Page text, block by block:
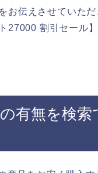
お伝えさせていただ
27000 割引セール
有無を検索